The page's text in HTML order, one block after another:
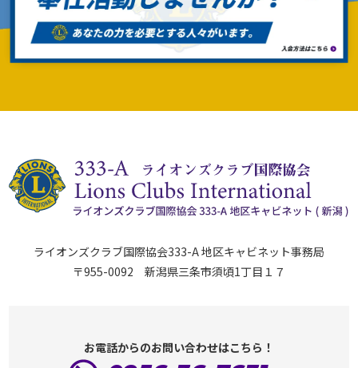
ライオンズクラブ国際協会333-A 地区キャビネット事務局
〒955-0092 新潟県三条市須頃1丁目１７
お電話からのお問い合わせはこちら！